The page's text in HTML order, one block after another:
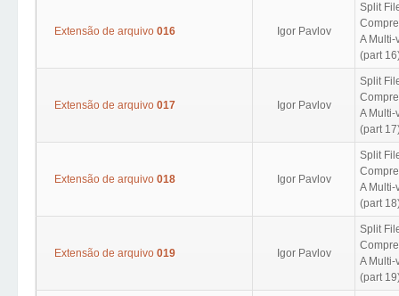
Extensão de arquivo 016 Igor Pavlov
Split
A Multi-
(part
Extensão de arquivo 017 Igor Pavlov
Split
A Multi-
(part
Extensão de arquivo 018 Igor Pavlov
Split
A Multi-
(part
Extensão de arquivo 019 Igor Pavlov
Split
A Multi-
(part